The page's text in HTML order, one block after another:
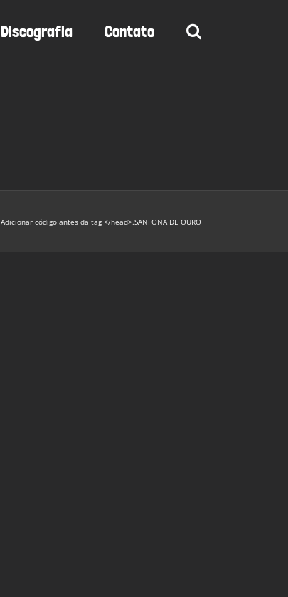
Discografia Contato
Adicionar código antes da tag </head>.SANFONA DE OURO